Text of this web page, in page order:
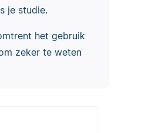
je studie.
het gebruik
zeker te weten